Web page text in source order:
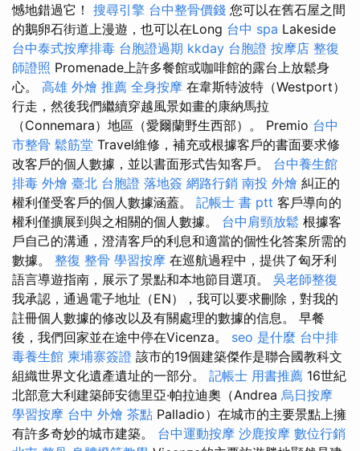
憾地錯過它！ 搜尋引擎 台中整骨價錢 您可以在舊石屋之間
的鵝卵石街道上漫遊，也可以在Long 台中 spa Lakeside
台中泰式按摩排毒 台胞證過期 kkday 台胞證 按摩店 整復
師證照 Promenade上許多餐館或咖啡館的露台上放鬆身
心。 高雄 外燴 推薦 全身按摩 在韋斯特波特（Westport）
行走，然後我們繼續穿越風景如畫的康納馬拉
（Connemara）地區（愛爾蘭野生西部）。 Premio 台中
市整骨 鬆筋堂 Travel維修，補充或根據客戶的書面要求修
改客戶的個人數據，並以書面形式告知客戶。 台中養生館
排毒 外燴 臺北 台胞證 落地簽 網路行銷 南投 外燴 糾正的
權利僅受客戶的個人數據涵蓋。 記帳士 書 ptt 客戶導向的
權利僅擴展到與之相關的個人數據。 台中肩頸放鬆 根據客
戶自己的溝通，澄清客戶的利息和適當的個性化答案所需的
數據。 整復 整骨 學習按摩 在巡航過程中，提供了匈牙利
語言導遊指南，展示了景點和本地節目選項。 吳老師整復
我承認，通過電子地址（EN），我可以要求刪除，對我的
註冊個人數據的修改以及有關處理的數據的信息。 早餐
後，我們回家並在途中停在Vicenza。 seo 是什麼 台中排
毒養生館 柬埔寨簽證 該市的19個建築傑作是聯合國教科文
組織世界文化遺產遺址的一部分。 記帳士 用書推薦 16世紀
北部意大利建築師安德里亞·帕拉迪奧（Andrea 烏日按摩
學習按摩 台中 外燴 茶點 Palladio）在城市的主要景點上擁
有許多奇妙的城市建築。 台中運動按摩 沙鹿按摩 數位行銷